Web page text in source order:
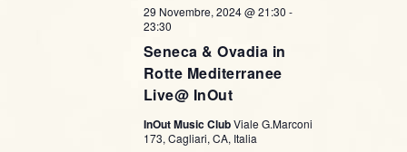
N
a
i
Seneca & Ovadia in
Rotte Mediterranee
Live@ InOut
29 Novembre, 2024 @ 21:30 -
23:30
InOut Music ClubViale G.Marconi
173, Cagliari, CA, Italia